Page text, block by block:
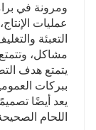
لحام دقيقة،
وتكلفة نشر
نحتاج إلى
يمكن
اللحام بالليزر
ومرونة في
عمليات
التعبئة
مشاكل،
يتمتع هدف
ببركات
يعد أيضًا
اللحام